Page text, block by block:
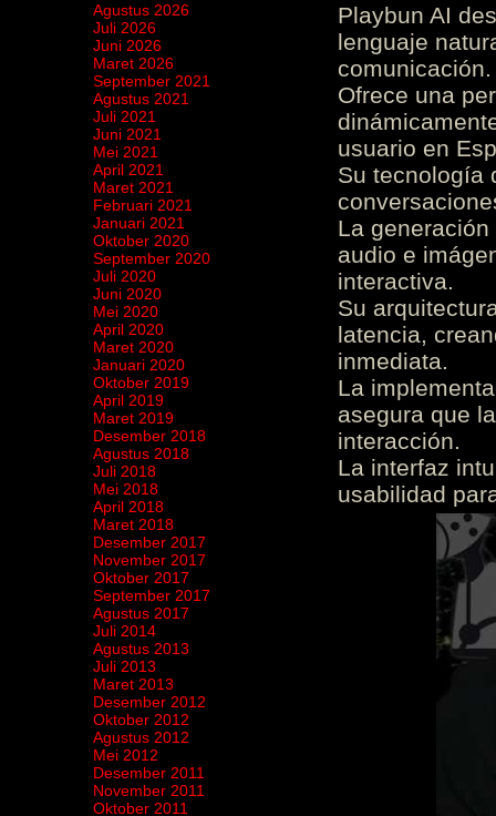
Agustus 2026
Juli 2026
Juni 2026
Maret 2026
September 2021
Agustus 2021
Juli 2021
Juni 2021
Mei 2021
April 2021
Maret 2021
Februari 2021
Januari 2021
Oktober 2020
September 2020
Juli 2020
Juni 2020
Mei 2020
April 2020
Maret 2020
Januari 2020
Oktober 2019
April 2019
Maret 2019
Desember 2018
Agustus 2018
Juli 2018
Mei 2018
April 2018
Maret 2018
Desember 2017
November 2017
Oktober 2017
September 2017
Agustus 2017
Juli 2014
Agustus 2013
Juli 2013
Maret 2013
Desember 2012
Oktober 2012
Agustus 2012
Mei 2012
Desember 2011
November 2011
Oktober 2011
Playbun AI
lenguaje
comunicación.
Ofrece una
usuario en
Su tecnología
La
audio e
interactiva.
Su
latencia,
inmediata.
La
asegura que
interacción.
La interfaz
usabilidad